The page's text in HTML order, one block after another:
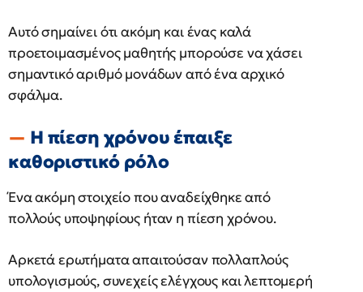
Αυτό σημαίνει ότι ακόμη και ένας καλά
προετοιμασμένος μαθητής μπορούσε να χάσει
σημαντικό αριθμό μονάδων από ένα αρχικό
σφάλμα.
Η πίεση χρόνου έπαιξε
καθοριστικό ρόλο
Ένα ακόμη στοιχείο που αναδείχθηκε από
πολλούς υποψηφίους ήταν η πίεση χρόνου.
Αρκετά ερωτήματα απαιτούσαν πολλαπλούς
υπολογισμούς, συνεχείς ελέγχους και λεπτομερή